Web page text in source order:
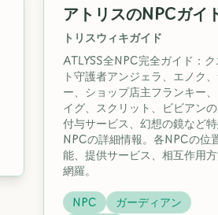
アトリスのNPCガイ
トリスウィキガイド
ATLYSS全NPC完全ガイド：ク
ト守護者アンジェラ、エノク
ー、ショップ店主フランキー
イグ、スクリット、ビビアン
付与サービス、幻想の鏡など
NPCの詳細情報。各NPCの位
能、提供サービス、相互作用
網羅。
NPC
ガーディアン